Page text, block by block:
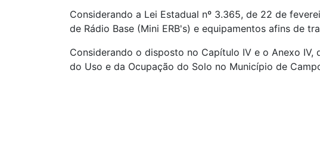
Considerando a Lei Estadual nº 3.365, de 22 de
de Rádio Base (Mini ERB's) e equipamentos afins de
Considerando o disposto no Capítulo IV e o Anexo
do Uso e da Ocupação do Solo no Município de